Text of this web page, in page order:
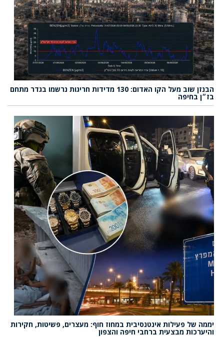
הבנזן שוב מעל הקו האדום: 130 מדידות חריגות נרשמו בגדר מתחם
בז״ן בחיפה
יממה של פעילות אינטנסיבית במחוז חוף: מעצרים, פשיטות, חקירות
והיערכות מבצעית ברחבי חיפה והצפון